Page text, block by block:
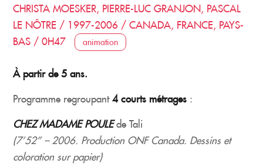
CHRISTA MOESKER, PIERRE-LUC GRANJON, PASCAL
LE NÔTRE / 1997-2006 / CANADA, FRANCE, PAYS-
BAS / 0H47
animation
À partir de 5 ans.
Programme regroupant4 courts métrages :
CHEZ MADAME POULEde Tali
(7’52’’ – 2006. Production ONF Canada. Dessins et
coloration sur papier)